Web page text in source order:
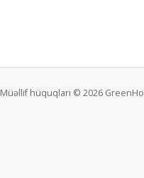
Müəllif hüquqları © 2026